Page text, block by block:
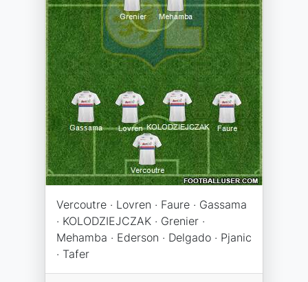
Vercoutre · Lovren · Faure · Gassama
· KOLODZIEJCZAK · Grenier ·
Mehamba · Ederson · Delgado · Pjanic
· Tafer